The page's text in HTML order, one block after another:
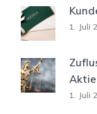
1. Juli
1. Juli